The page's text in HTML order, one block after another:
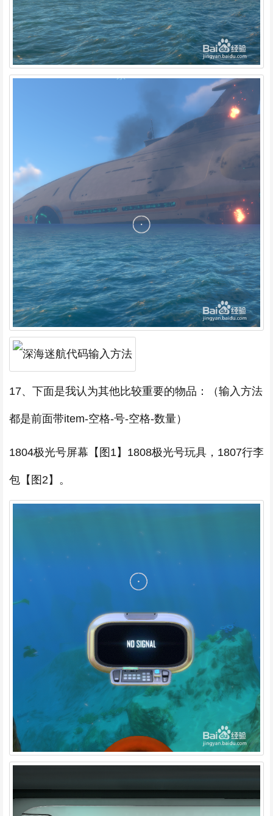
17、下面是我认为其他比较重要的物品：（输入方法
都是前面带item-空格-号-空格-数量）
1804极光号屏幕【图1】1808极光号玩具，1807行李
包【图2】。